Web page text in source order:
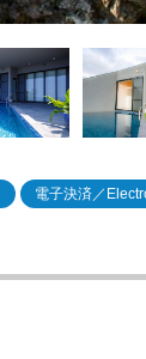
電子決済／